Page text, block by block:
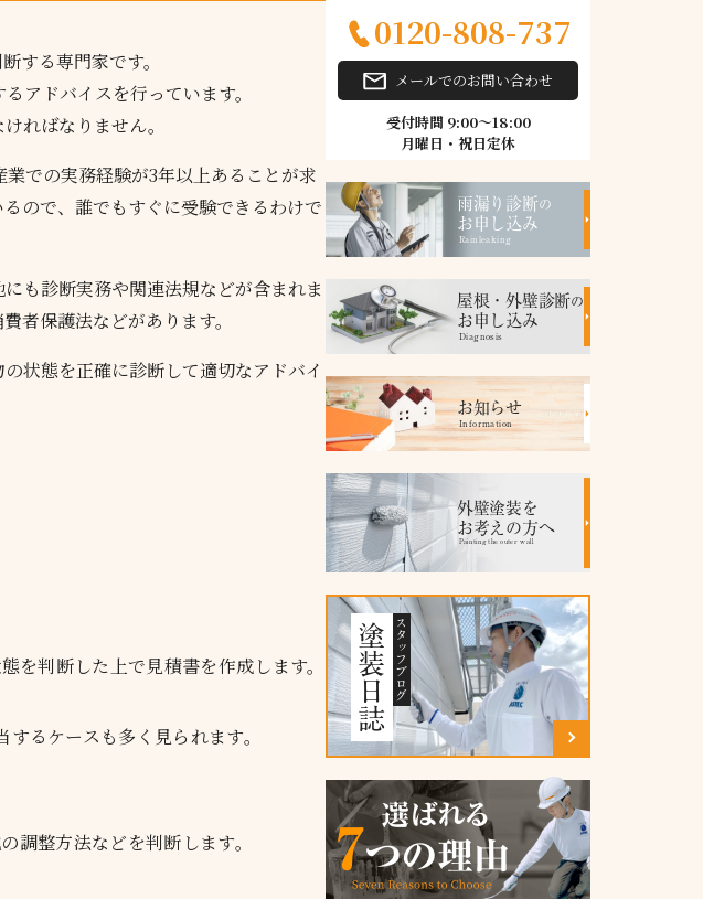
する専門家です。
アドバイスを行っています。
ればなりません。
での実務経験が3年以上あることが求
ので、誰でもすぐに受験できるわけで
も診断実務や関連法規などが含まれま
者保護法などがあります。
状態を正確に診断して適切なアドバイ
判断した上で見積書を作成します。
るケースも多く見られます。
調整方法などを判断します。
0120-808-737
メールでのお問い合わせ
受付時間 9:00～18:00
月曜日・祝日定休
雨漏り診断の
お申し込み
Rainleaking
屋根・外壁診断の
お申し込み
Diagnosis
お知らせ
Information
外壁塗装を
お考えの方へ
Painting the outer wall
スタッフブログ
塗装日誌